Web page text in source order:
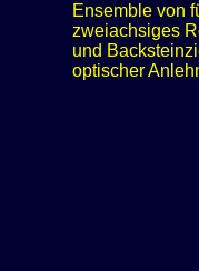
Ensemble von
zweiachsiges
und
optischer